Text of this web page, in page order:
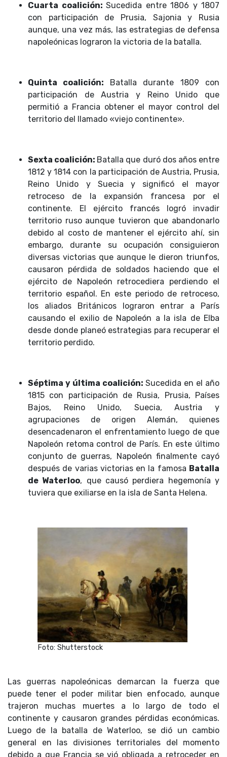
Cuarta coalición: Sucedida entre 1806 y 1807
con participación de Prusia, Sajonia y Rusia
aunque, una vez más, las estrategias de defensa
napoleónicas lograron la victoria de la batalla.
Quinta coalición: Batalla durante 1809 con
participación de Austria y Reino Unido que
permitió a Francia obtener el mayor control del
territorio del llamado «viejo continente».
Sexta coalición: Batalla que duró dos años entre
1812 y 1814 con la participación de Austria, Prusia,
Reino Unido y Suecia y significó el mayor
retroceso de la expansión francesa por el
continente. El ejército francés logró invadir
territorio ruso aunque tuvieron que abandonarlo
debido al costo de mantener el ejército ahí, sin
embargo, durante su ocupación consiguieron
diversas victorias que aunque le dieron triunfos,
causaron pérdida de soldados haciendo que el
ejército de Napoleón retrocediera perdiendo el
territorio español. En este periodo de retroceso,
los aliados Británicos lograron entrar a París
causando el exilio de Napoleón a la isla de Elba
desde donde planeó estrategias para recuperar el
territorio perdido.
Séptima y última coalición: Sucedida en el año
1815 con participación de Rusia, Prusia, Países
Bajos, Reino Unido, Suecia, Austria y
agrupaciones de origen Alemán, quienes
desencadenaron el enfrentamiento luego de que
Napoleón retoma control de París. En este último
conjunto de guerras, Napoleón finalmente cayó
después de varias victorias en la famosa Batalla
de Waterloo, que causó perdiera hegemonía y
tuviera que exiliarse en la isla de Santa Helena.
Foto: Shutterstock
Las guerras napoleónicas demarcan la fuerza que
puede tener el poder militar bien enfocado, aunque
trajeron muchas muertes a lo largo de todo el
continente y causaron grandes pérdidas económicas.
Luego de la batalla de Waterloo, se dió un cambio
general en las divisiones territoriales del momento
debido a que Francia se vió obligada a retroceder en